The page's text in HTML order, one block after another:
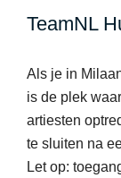
TeamNL
Als je in
is de plek
artiesten
te sluiten na
Let op: